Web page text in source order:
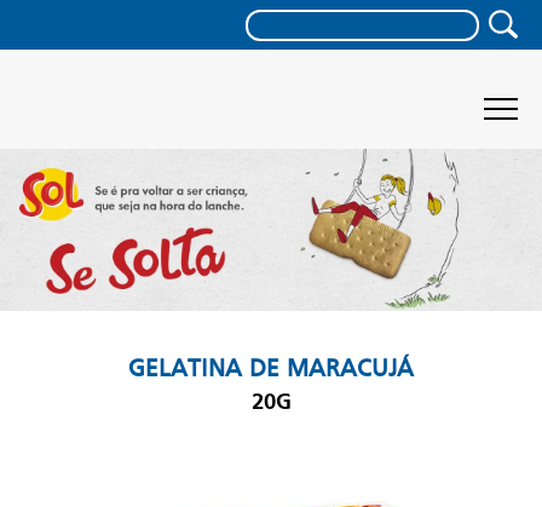
GELATINA DE MARACUJÁ
20G